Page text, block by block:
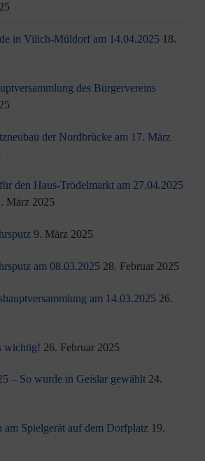
in Vilich-Müldorf am 14.04.2025 18.
des Bürgervereins
der Nordbrücke am 17. März
den Haus-Trödelmarkt am 27.04.2025
März 2025
9. März 2025
am 08.03.2025 28. Februar 2025
am 14.03.2025 26.
wichtig! 26. Februar 2025
– So wurde in Geislar gewählt 24.
am Spielgerät auf dem Dorfplatz 19.